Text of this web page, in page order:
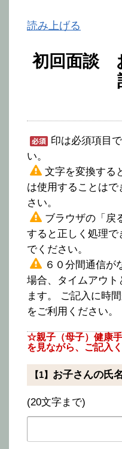
読み上げる
初回面談
印は必須項目
い。
文字を変換する
は使用することは
さい。
ブラウザの「戻
すると正しく処理
でください。
６０分間通信が
場合、タイムアウ
ます。 ご記入に時
をご利用ください。
☆親子（母子）健康
を見ながら、ご記入く
【1】 お子さんの氏名
(20文字まで)